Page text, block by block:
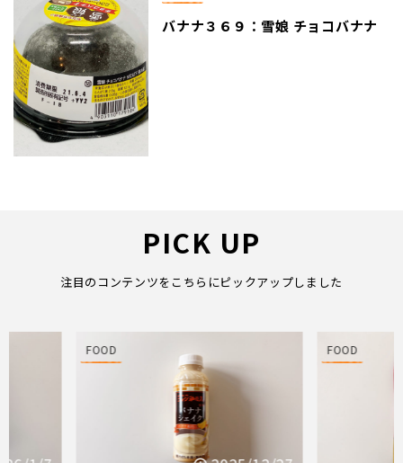
バナナ３６９：雪娘 チョコバナナ
PICK UP
注目のコンテンツをこちらにピックアップしました
FOOD FOOD